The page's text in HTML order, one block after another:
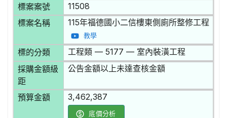
標案案號
11508
標案名稱 115年福德國小二信樓東側廁所整修工程
教學
標的分類 工程類 — 5177 — 室內裝潢工程
採購金額級
距
公告金額以上未達查核金額
預算金額 3,462,387
底價分析